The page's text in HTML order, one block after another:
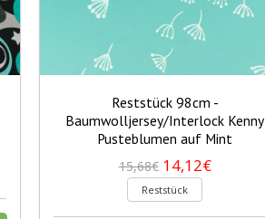
Reststück 98cm -
Baumwolljersey/Interlock Kenny
Pusteblumen auf Mint
15,68€ 14,12€
Reststück